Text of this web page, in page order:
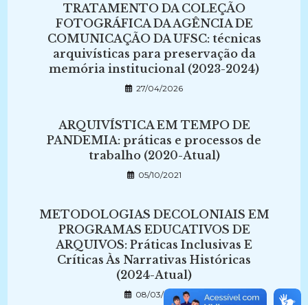
TRATAMENTO DA COLEÇÃO
FOTOGRÁFICA DA AGÊNCIA DE
COMUNICAÇÃO DA UFSC: técnicas
arquivísticas para preservação da
memória institucional (2023-2024)
27/04/2026
ARQUIVÍSTICA EM TEMPO DE
PANDEMIA: práticas e processos de
trabalho (2020-Atual)
05/10/2021
METODOLOGIAS DECOLONIAIS EM
PROGRAMAS EDUCATIVOS DE
ARQUIVOS: Práticas Inclusivas E
Críticas Às Narrativas Históricas
(2024-Atual)
08/03/2025